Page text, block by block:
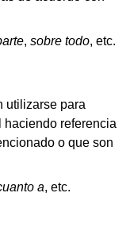
,sobre todo, etc.
utilizarse para
haciendo referencia
o que son
a, etc.